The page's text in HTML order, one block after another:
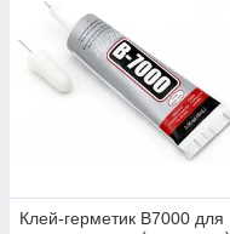
Клей-герметик B7000 для